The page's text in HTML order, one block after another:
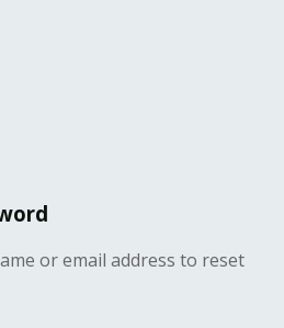
or email address to reset